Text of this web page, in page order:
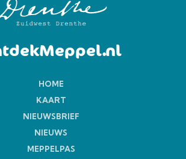
HOME
KAART
NIEUWSBRIEF
NIEUWS
MEPPELPAS